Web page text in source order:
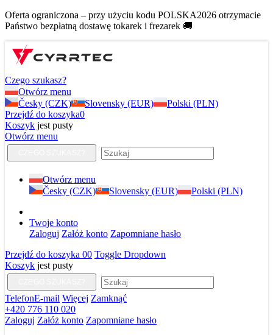
Oferta ograniczona – przy użyciu kodu POLSKA2026 otrzymacie
Państwo bezpłatną dostawę tokarek i frezarek 🚚
Czego szukasz?
Otwórz menu
Česky (CZK)
Slovensky (EUR)
Polski (PLN)
Przejdź do koszyka0
Koszyk jest pusty
Otwórz menu
Otwórz menu
Česky (CZK)
Slovensky (EUR) Polski (PLN)
Twoje konto
Zaloguj Załóż konto Zapomniane hasło
Przejdź do koszyka 00 Toggle Dropdown
Koszyk jest pusty
TelefonE-mail Więcej Zamknąć
+420 776 110 020
Zaloguj Załóż konto Zapomniane hasło